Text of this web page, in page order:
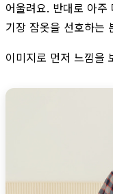
어울려요. 반대로 아
기장 잠옷을 선호하는
이미지로 먼저 느낌을